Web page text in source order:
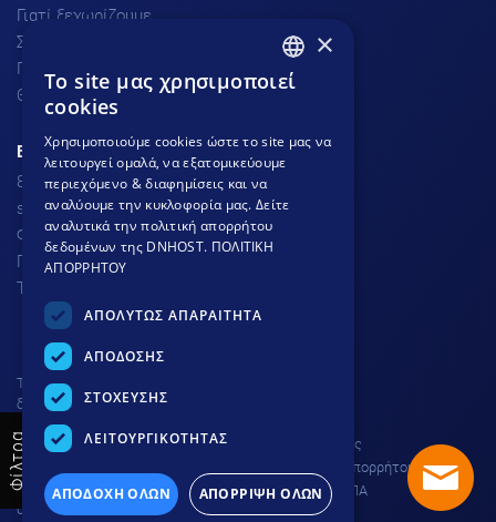
Φίλτρα
Γιατί ξεχωρίζουμε
Σχόλια πελατών
Προσφορές
Θέσεις Εργασίας
ΕΞΥΠΗΡΕΤΗΣΗ ΠΕΛΑΤΩΝ
801.300.3520 - 210.953.6767
support
dnhost.gr
Φόρμα επικοινωνίας
Γνωσιακή βάση
Τρόποι Πληρωμής
Το site προστατεύεται από
δικαιώματα πνευματικής
ιδιοκτησίας © DNHOST 2000 -
2026
DNHOST IKE | ΕΥΜΟΛΠΙΔΩΝ 23
ΑΘΗΝΑ 11854 | AP. Γ.Ε.ΜΗ.
004602701000 |
Όροι χρήσης
Πολιτική απορρήτου
Ρύθμιση ΦΠΑ
GREEK
×
To site μας χρησιμοποιεί
cookies
Χρησιμοποιούμε cookies ώστε το site μας να
λειτουργεί ομαλά, να εξατομικεύουμε
περιεχόμενο & διαφημίσεις και να
αναλύουμε την κυκλοφορία μας. Δείτε
αναλυτικά την πολιτική απορρήτου
δεδομένων της DNHOST. ΠΟΛΙΤΙΚΗ
ΑΠΟΡΡΗΤΟΥ
ΑΠΟΛΥΤΩΣ ΑΠΑΡΑΙΤΗΤΑ
ΑΠΟΔΟΣΗΣ
ΣΤΟΧΕΥΣΗΣ
ΛΕΙΤΟΥΡΓΙΚΟΤΗΤΑΣ
ΑΠΟΔΟΧΗ ΟΛΩΝ ΑΠΟΡΡΙΨΗ ΟΛΩΝ